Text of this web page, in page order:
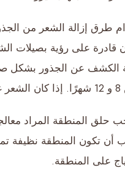
طرق إزالة الشعر من
قادرة على رؤية
الكشف عن الجذور بشكل
حلق المنطقة المراد
أن تكون المنطقة نظيفة
على المنطقة.